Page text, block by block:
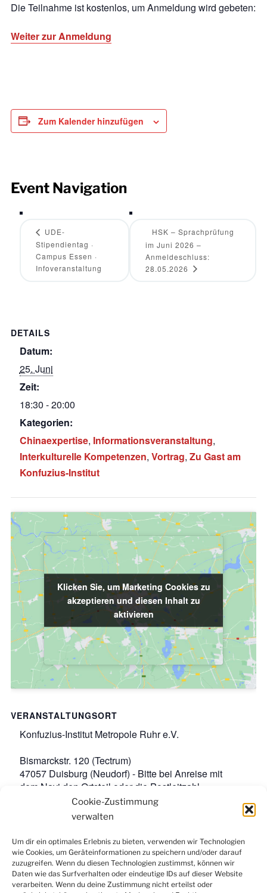
Cookie-Zustimmung
verwalten
Um dir ein optimales Erlebnis zu bieten, verwenden wir Technologien
wie Cookies, um Geräteinformationen zu speichern und/oder darauf
zuzugreifen. Wenn du diesen Technologien zustimmst, können wir
Daten wie das Surfverhalten oder eindeutige IDs auf dieser Website
verarbeiten. Wenn du deine Zustimmung nicht erteilst oder
Die Teilnahme ist kostenlos, um Anmeldung wird gebeten:
Weiter zur Anmeldung
Zum Kalender hinzufügen
DETAILS
Datum:
25. Juni
Zeit:
18:30 - 20:00
Kategorien:
Chinaexpertise, Informationsveranstaltung,
Interkulturelle Kompetenzen, Vortrag, Zu Gast am
Konfuzius-Institut
VERANSTALTUNGSORT
Konfuzius-Institut Metropole Ruhr e.V.
Bismarckstr. 120 (Tectrum)
47057 Duisburg (Neudorf) - Bitte bei Anreise mit
dem Navi den Ortsteil oder die Postleitzahl
Google-Karte anzeigen
Veranstaltungsort-Website anzeigen
Klicken Sie, um Marketing Cookies zu
akzeptieren und diesen Inhalt zu
aktivieren
Klicken Sie, um Marketing Cookies zu
akzeptieren und diesen Inhalt zu
aktivieren
Event Navigation
UDE-
Stipendientag ·
Campus Essen ·
Infoveranstaltung
HSK – Sprachprüfung
im Juni 2026 –
Anmeldeschluss:
28.05.2026
Facebook Instagram LinkedIn
YouTube
Newsletter